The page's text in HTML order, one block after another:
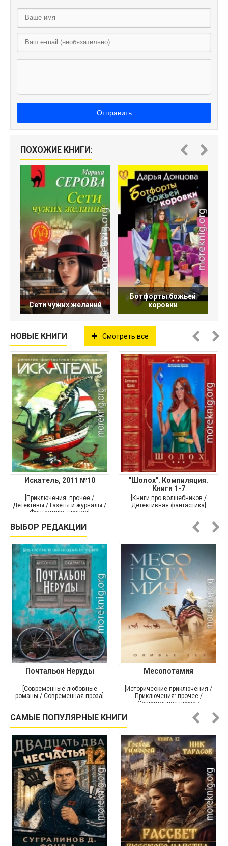
Отправить
ПОХОЖИЕ КНИГИ:
Сети чужих желаний
Ботфорты божьей
коровки
НОВЫЕ КНИГИ Смотреть все
Искатель, 2011 №10
[Приключения: прочее /
Детективы / Газеты и журналы /
Фантастика: прочее]
"Шолох". Компиляция.
Книги 1-7
[Книги про волшебников /
Детективная фантастика]
ВЫБОР РЕДАКЦИИ
Почтальон Неруды
[Современные любовные
романы / Современная проза]
Месопотамия
[Исторические приключения /
Приключения: прочее /
Современная проза /
САМЫЕ ПОПУЛЯРНЫЕ КНИГИ